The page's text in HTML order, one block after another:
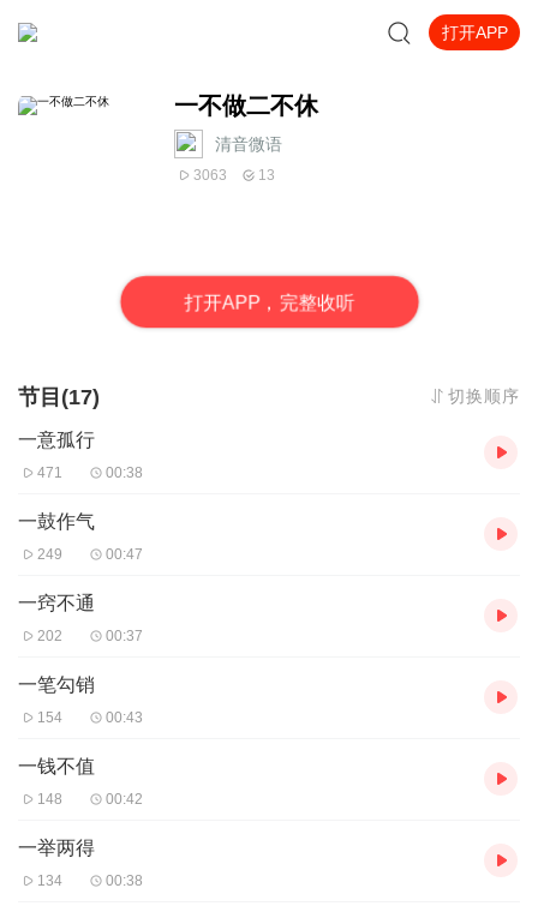
打开APP
一不做二不休
清音微语
3063 13
打开APP，完整收听
节目(17) 切换顺序
一意孤行
471 00:38
一鼓作气
249 00:47
一窍不通
202 00:37
一笔勾销
154 00:43
一钱不值
148 00:42
一举两得
134 00:38